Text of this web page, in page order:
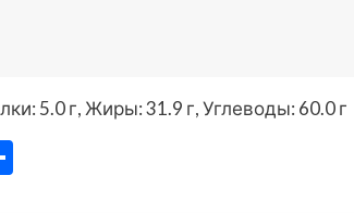
5.0 г, Жиры: 31.9 г, Углеводы: 60.0 г